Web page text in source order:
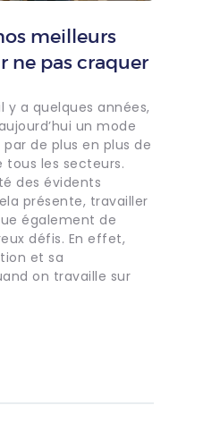
meilleurs
ne pas craquer
y a quelques années,
un mode
de plus en plus de
tous les secteurs.
des évidents
présente, travailler
également de
défis. En effet,
et sa
on travaille sur